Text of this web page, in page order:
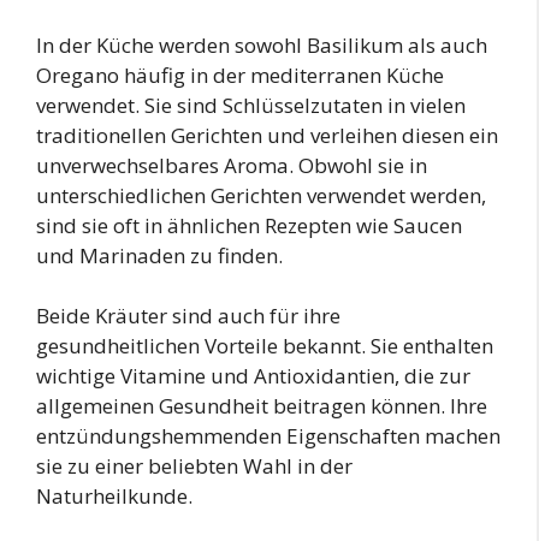
In der Küche werden sowohl Basilikum als auch
Oregano häufig in der mediterranen Küche
verwendet. Sie sind Schlüsselzutaten in vielen
traditionellen Gerichten und verleihen diesen ein
unverwechselbares Aroma. Obwohl sie in
unterschiedlichen Gerichten verwendet werden,
sind sie oft in ähnlichen Rezepten wie Saucen
und Marinaden zu finden.
Beide Kräuter sind auch für ihre
gesundheitlichen Vorteile bekannt. Sie enthalten
wichtige Vitamine und Antioxidantien, die zur
allgemeinen Gesundheit beitragen können. Ihre
entzündungshemmenden Eigenschaften machen
sie zu einer beliebten Wahl in der
Naturheilkunde.